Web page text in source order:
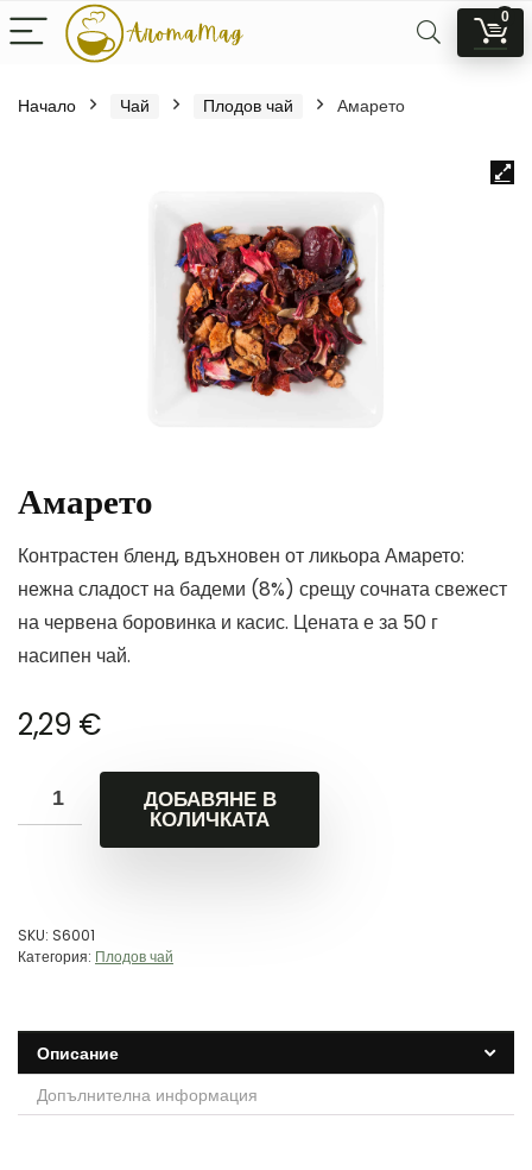
0
Начало Чай Плодов чай Амарето
Амарето
Контрастен бленд, вдъхновен от ликьора Амарето:
нежна сладост на бадеми (8%) срещу сочната свежест
на червена боровинка и касис. Цената е за 50 г
насипен чай.
2,29 €
ДОБАВЯНЕ В
КОЛИЧКАТА
SKU: S6001
Категория: Плодов чай
Описание
Допълнителна информация